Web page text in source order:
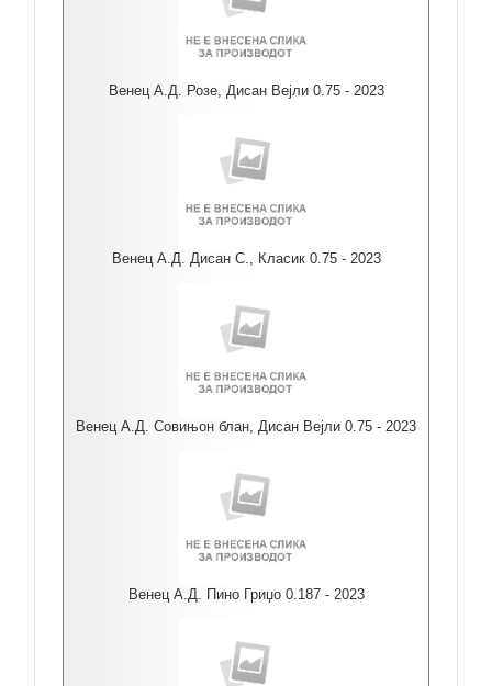
Венец А.Д. Розе, Дисан Вејли 0.75 - 2023
Венец А.Д. Дисан С., Класик 0.75 - 2023
Венец А.Д. Совињон блан, Дисан Вејли 0.75 - 2023
Венец А.Д. Пино Гриџо 0.187 - 2023